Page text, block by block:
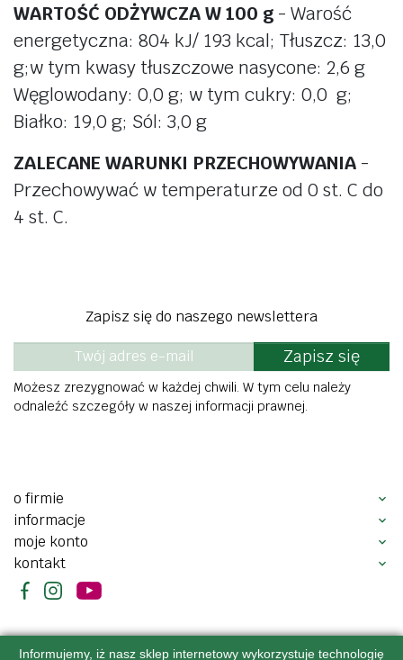
WARTOŚĆ ODŻYWCZA W 100 g - Warość
energetyczna: 804 kJ/ 193 kcal; Tłuszcz: 13,0
g;w tym kwasy tłuszczowe nasycone: 2,6 g
Węglowodany: 0,0 g; w tym cukry: 0,0 g;
Białko: 19,0 g; Sól: 3,0 g
ZALECANE WARUNKI PRZECHOWYWANIA -
Przechowywać w temperaturze od 0 st. C do
4 st. C.
Zapisz się do naszego newslettera
Zapisz się
Możesz zrezygnować w każdej chwili. W tym celu należy
odnaleźć szczegóły w naszej informacji prawnej.
o firmie
informacje
moje konto
kontakt
Informujemy, iż nasz sklep internetowy wykorzystuje technologię